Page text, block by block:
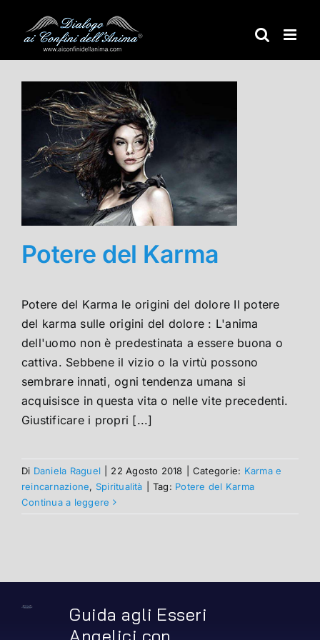
contenuto
Potere del Karma
Potere del Karma le origini del dolore Il potere
del karma sulle origini del dolore : L'anima
dell'uomo non è predestinata a essere buona o
cattiva. Sebbene il vizio o la virtù possono
sembrare innati, ogni tendenza umana si
acquisisce in questa vita o nelle vite precedenti.
Giustificare i propri [...]
Di Daniela Raguel 22 Agosto 2018 Categorie: Karma e
reincarnazione, Spiritualità Tag: Potere del Karma
Continua a leggere
Guida agli Esseri